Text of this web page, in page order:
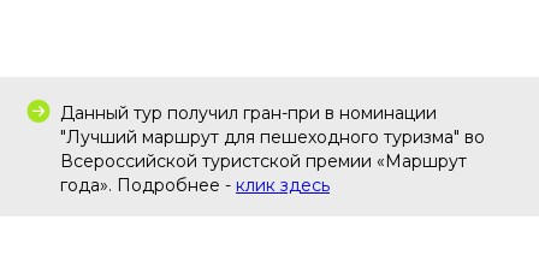
Данный тур получил гран-при в номинации
"Лучший маршрут для пешеходного туризма" во
Всероссийской туристской премии «Маршрут
года». Подробнее - клик здесь